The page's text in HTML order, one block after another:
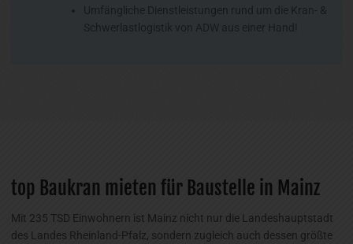
Umfängliche Dienstleistungen rund um die Kran- &
Schwerlastlogistik von ADW aus einer Hand!
top Baukran mieten für Baustelle in Mainz
Mit 235 TSD Einwohnern ist Mainz nicht nur die Landeshauptstadt
des Landes Rheinland-Pfalz, sondern zugleich auch dessen größte